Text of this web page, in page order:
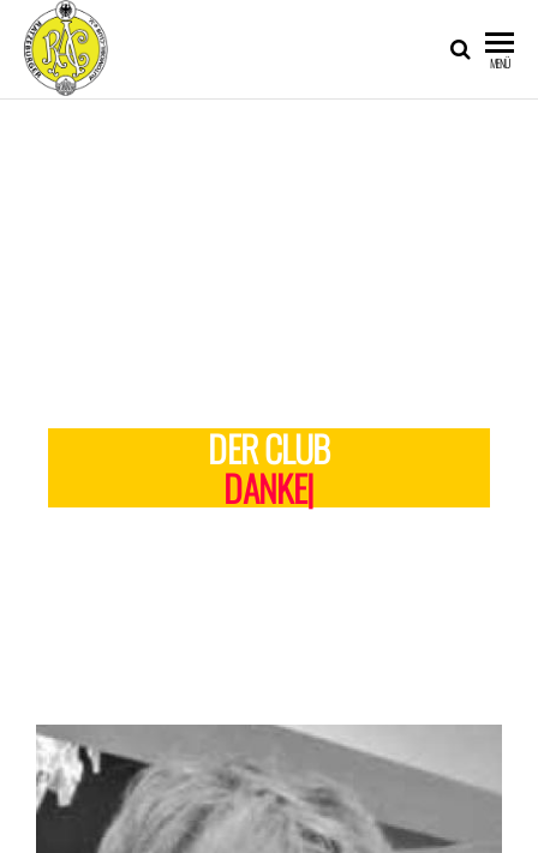
RATZEBURGER
MENÜ
DER CLUB
D|